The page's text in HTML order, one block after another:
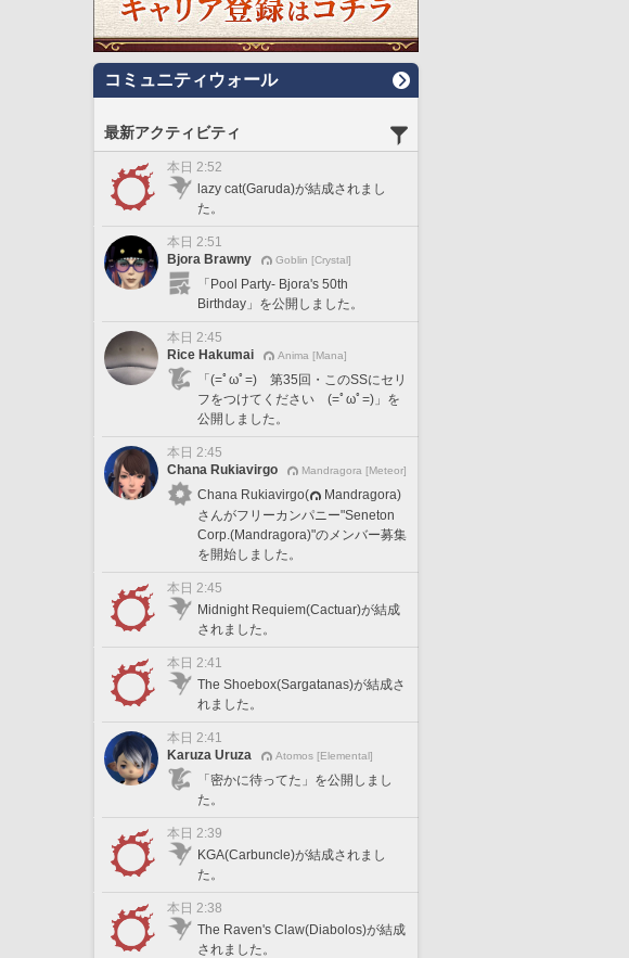
コミュニティウォール
最新アクティビティ
本日 2:52
lazy cat(Garuda)が結成されまし
た。
本日 2:51
Bjora Brawny
Goblin [Crystal]
「Pool Party- Bjora's 50th
Birthday」を公開しました。
本日 2:45
Rice Hakumai
Anima [Mana]
「(=ﾟωﾟ=) 第35回・このSSにセリ
フをつけてください (=ﾟωﾟ=)」を
公開しました。
本日 2:45
Chana Rukiavirgo
Mandragora [Meteor]
Chana Rukiavirgo(
Mandragora)
さんがフリーカンパニー"Seneton
Corp.(Mandragora)"のメンバー募集
を開始しました。
本日 2:45
Midnight Requiem(Cactuar)が結成
されました。
本日 2:41
The Shoebox(Sargatanas)が結成さ
れました。
本日 2:41
Karuza Uruza
Atomos [Elemental]
「密かに待ってた」を公開しまし
た。
本日 2:39
KGA(Carbuncle)が結成されまし
た。
本日 2:38
The Raven's Claw(Diabolos)が結成
されました。